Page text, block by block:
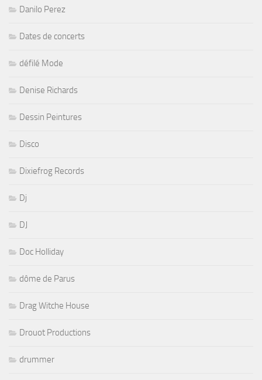
Danilo Perez
Dates de concerts
défilé Mode
Denise Richards
Dessin Peintures
Disco
Dixiefrog Records
Dj
DJ
Doc Holliday
dôme de Parus
Drag Witche House
Drouot Productions
drummer